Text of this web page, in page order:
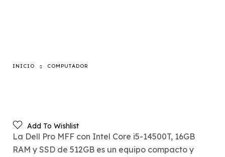
INICIO COMPUTADOR
La Dell Pro MFF con Intel Core i5-14500T, 16GB
RAM y SSD de 512GB es un equipo compacto y
Add To Wishlist